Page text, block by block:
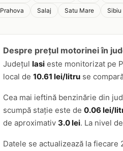
Prahova
Salaj Satu Mare Sibiu
Despre prețul motorinei în
Județul Iasi este monitorizat pe
local de 10.61 lei/litru se
Cea mai ieftină benzinărie din
scumpă stație este de 0.06 lei/
de aproximativ 3.0 lei. La nivel
Datele se actualizează la